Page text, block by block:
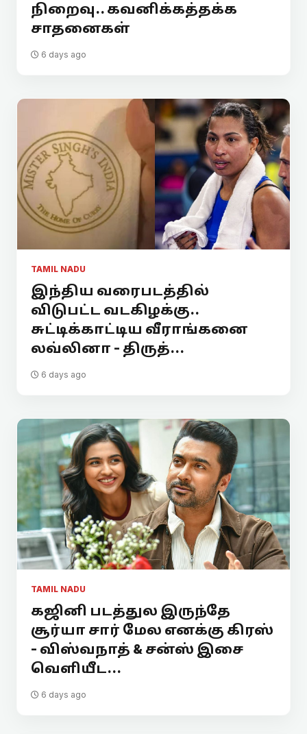
நிறைவு.. கவனிக்கத்தக்க
சாதனைகள்
6 days ago
TAMIL NADU
இந்திய வரைபடத்தில்
விடுபட்ட வடகிழக்கு..
சுட்டிக்காட்டிய வீராங்கனை
லவ்லினா - திருத்...
6 days ago
TAMIL NADU
கஜினி படத்துல இருந்தே
சூர்யா சார் மேல எனக்கு கிரஸ்
- விஸ்வநாத் & சன்ஸ் இசை
வெளியீட...
6 days ago